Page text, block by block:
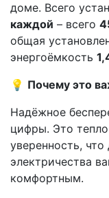
доме. Всего
каждой – всего
общая
энергоёмкость
💡 Почему это
Надёжное
цифры. Это тепло
уверенность,
электричества
комфортным.